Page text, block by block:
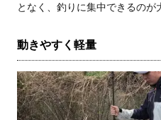
となく、釣りに集中できるのが
動きやすく軽量